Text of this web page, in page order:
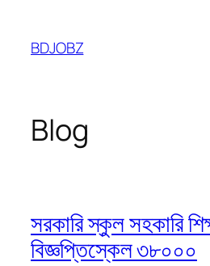
content
BDJOBZ
Blog
সরকারি স্কুল সহকারি
বিজ্ঞপ্তিস্কেল ৩৮০০০